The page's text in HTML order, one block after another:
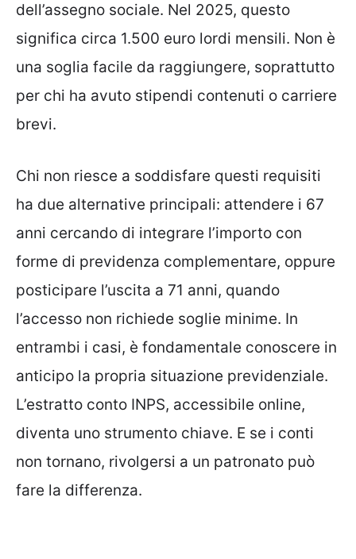
dell’assegno sociale. Nel 2025, questo
significa circa 1.500 euro lordi mensili. Non è
una soglia facile da raggiungere, soprattutto
per chi ha avuto stipendi contenuti o carriere
brevi.
Chi non riesce a soddisfare questi requisiti
ha due alternative principali: attendere i 67
anni cercando di integrare l’importo con
forme di previdenza complementare, oppure
posticipare l’uscita a 71 anni, quando
l’accesso non richiede soglie minime. In
entrambi i casi, è fondamentale conoscere in
anticipo la propria situazione previdenziale.
L’estratto conto INPS, accessibile online,
diventa uno strumento chiave. E se i conti
non tornano, rivolgersi a un patronato può
fare la differenza.